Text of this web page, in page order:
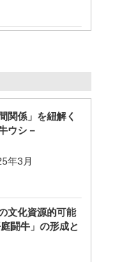
関係」を紐解く
ウシ－
年3月
文化資源的可能
闘牛」の形成と